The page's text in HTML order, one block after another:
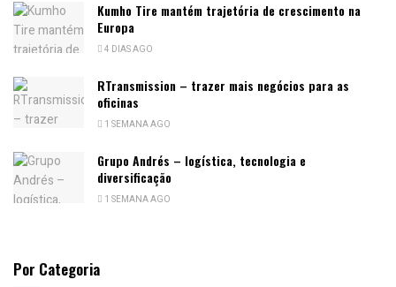
Kumho Tire mantém trajetória de crescimento na
Europa
4 DIAS AGO
RTransmission – trazer mais negócios para as
oficinas
1 SEMANA AGO
Grupo Andrés – logística, tecnologia e
diversificação
1 SEMANA AGO
Por Categoria